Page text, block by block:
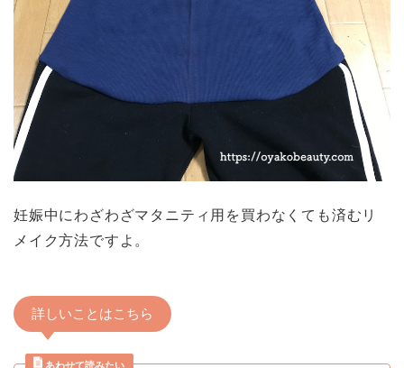
妊娠中にわざわざマタニティ用を買わなくても済むリ
メイク方法ですよ。
詳しいことはこちら